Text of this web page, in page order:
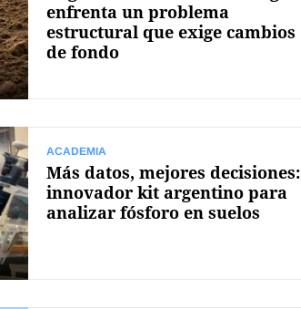
enfrenta un problema
estructural que exige cambios
de fondo
ACADEMIA
Más datos, mejores decisiones:
innovador kit argentino para
analizar fósforo en suelos